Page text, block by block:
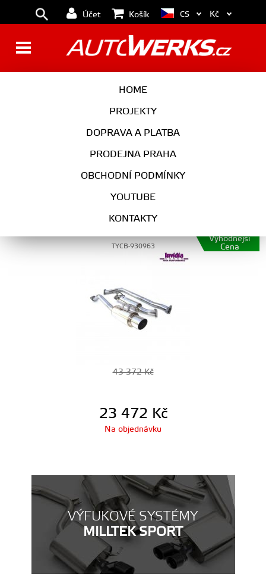
Účet Košík
HOME
PROJEKTY
DOPRAVA A PLATBA
PRODEJNA PRAHA
OBCHODNÍ PODMÍNKY
YOUTUBE
KONTAKTY
CS Kč
VÝFUK
Catback výfuk Invidia GT300 pro Toyota Supra
TYCB-930963
Výhodnější
Cena
43 372Kč
23 472 Kč
Na objednávku
VÝFUKOVÉ SYSTÉMY
MILLTEK SPORT